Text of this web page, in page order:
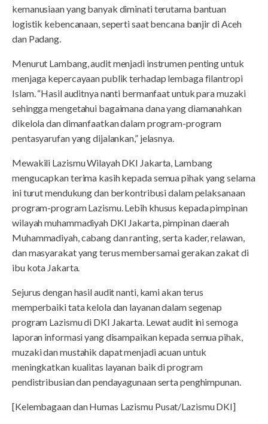
kemanusiaan yang banyak diminati terutama bantuan
logistik kebencanaan, seperti saat bencana banjir di Aceh
dan Padang.
Menurut Lambang, audit menjadi instrumen penting untuk
menjaga kepercayaan publik terhadap lembaga filantropi
Islam. “Hasil auditnya nanti bermanfaat untuk para muzaki
sehingga mengetahui bagaimana dana yang diamanahkan
dikelola dan dimanfaatkan dalam program-program
pentasyarufan yang dijalankan,” jelasnya.
Mewakili Lazismu Wilayah DKI Jakarta, Lambang
mengucapkan terima kasih kepada semua pihak yang selama
ini turut mendukung dan berkontribusi dalam pelaksanaan
program-program Lazismu. Lebih khusus kepada pimpinan
wilayah muhammadiyah DKI Jakarta, pimpinan daerah
Muhammadiyah, cabang dan ranting, serta kader, relawan,
dan masyarakat yang terus membersamai gerakan zakat di
ibu kota Jakarta.
Sejurus dengan hasil audit nanti, kami akan terus
memperbaiki tata kelola dan layanan dalam segenap
program Lazismu di DKI Jakarta. Lewat audit ini semoga
laporan informasi yang disampaikan kepada semua pihak,
muzaki dan mustahik dapat menjadi acuan untuk
meningkatkan kualitas layanan baik di program
pendistribusian dan pendayagunaan serta penghimpunan.
[Kelembagaan dan Humas Lazismu Pusat/Lazismu DKI]